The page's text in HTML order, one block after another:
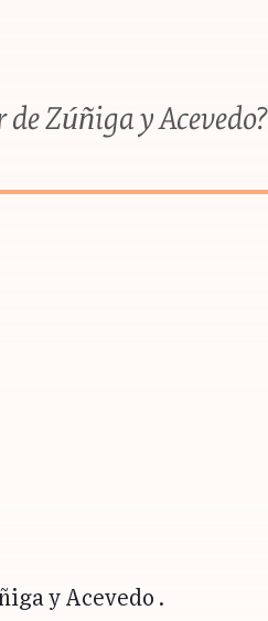
Zúñiga y Acevedo?
y Acevedo .